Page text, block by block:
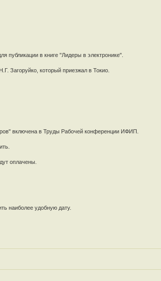
публикации в книге "Лидеры в электронике".
Загоруйко, который приезжал в Токио.
включена в Труды Рабочей конференции ИФИП.
оплачены.
наиболее удобную дату.